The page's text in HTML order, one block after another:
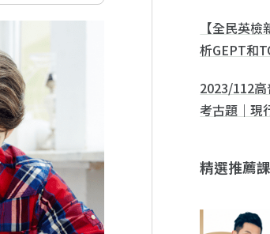
【全民英
析GEPT和
2023/112
考古題｜現
精選推薦